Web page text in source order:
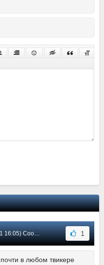
Сообщение #1 1
в любом твикере